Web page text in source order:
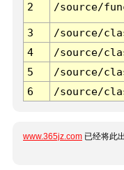
2 /source/
3 /source/
4
/source/
5
/source/
6
/source/
www.365jz.com 已经将此